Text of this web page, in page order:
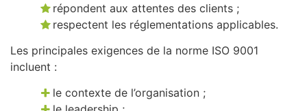
répondent aux attentes des clients ;
respectent les réglementations applicables.
Les principales exigences de la norme ISO 9001
incluent :
le contexte de l’organisation ;